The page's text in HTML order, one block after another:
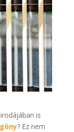
is
? Ez nem